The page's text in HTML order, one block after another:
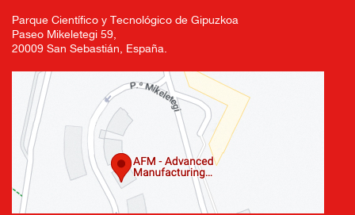
Parque Científico y Tecnológico de Gipuzkoa
Paseo Mikeletegi 59,
20009 San Sebastián, España.